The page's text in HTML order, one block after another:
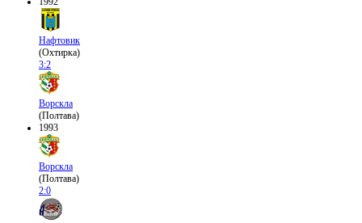
Нафтовик
(Охтирка)
3:2
Ворскла
(Полтава)
1993
Ворскла
(Полтава)
2:0